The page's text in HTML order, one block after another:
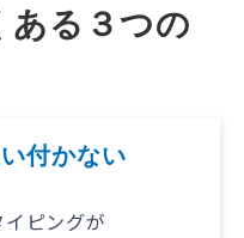
ある３つの
付かない
ピングが